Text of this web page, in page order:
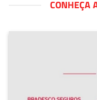
CONHEÇA